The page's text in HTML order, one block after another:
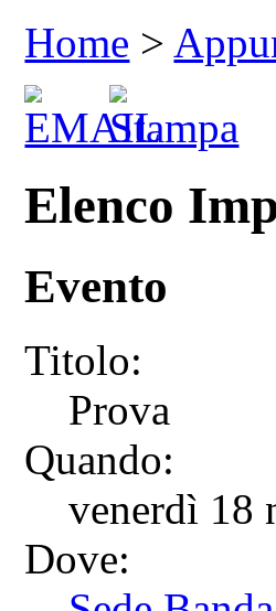
Home >
Elenco
Evento
Titolo:
Prova
Quando:
venerdì 18
Dove: